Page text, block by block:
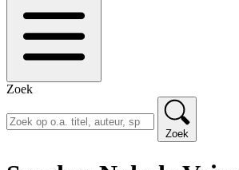
Zoek
Zoek